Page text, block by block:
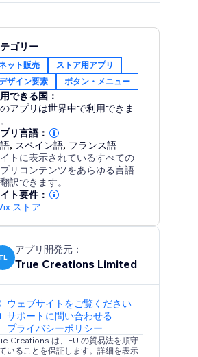
ゴリー
ット販売
ストア用アプリ
ザイン要素
ボタン・メニュー
できる国：
アプリは世界中で利用できま
リ言語：
, スペイン語, フランス語
トに表示されているすべての
リコンテンツをあらゆる言語
訳できます。
ト要件：
ストア
アプリ開発元：
True Creations Limited
ウェブサイトをご覧ください
サポートに問い合わせる
プライバシーポリシー
Creations は、EU の貿易法を順守
いることを保証します。詳細を表示